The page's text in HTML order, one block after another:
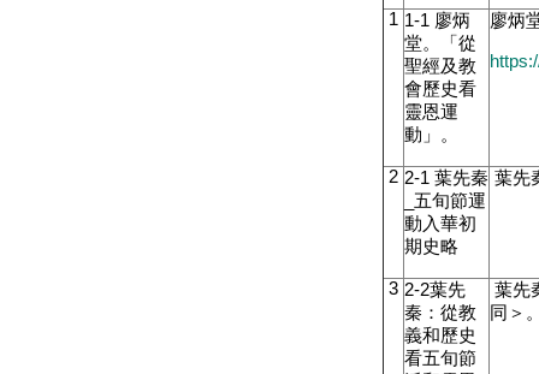
1 1-1 廖炳
堂。「從
聖經及教
會歷史看
靈恩運
動」。
廖炳
2 2-1葉先秦
五旬節運
動入華初
期史略
葉先
3 2-2葉先
秦：從教
義和歷史
看五旬節
葉先
同＞